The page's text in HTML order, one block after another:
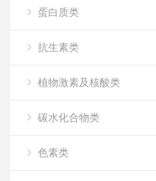
蛋白质类
抗生素类
植物激素及核酸类
碳水化合物类
色素类